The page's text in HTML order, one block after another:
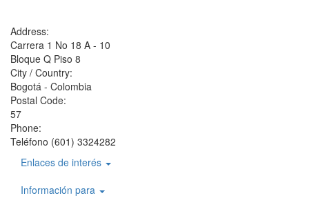
Address:
Carrera 1 No 18 A - 10
Bloque Q Piso 8
City / Country:
Bogotá - Colombia
Postal Code:
57
Phone:
Teléfono (601) 3324282
Enlaces de interés
Información para